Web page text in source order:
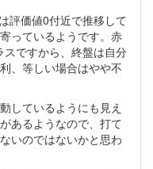
評価値0付近で推移して
っているようです。赤
ですから、終盤は自分
、等しい場合はやや不
しているようにも見え
あるようなので、打て
いのではないかと思わ